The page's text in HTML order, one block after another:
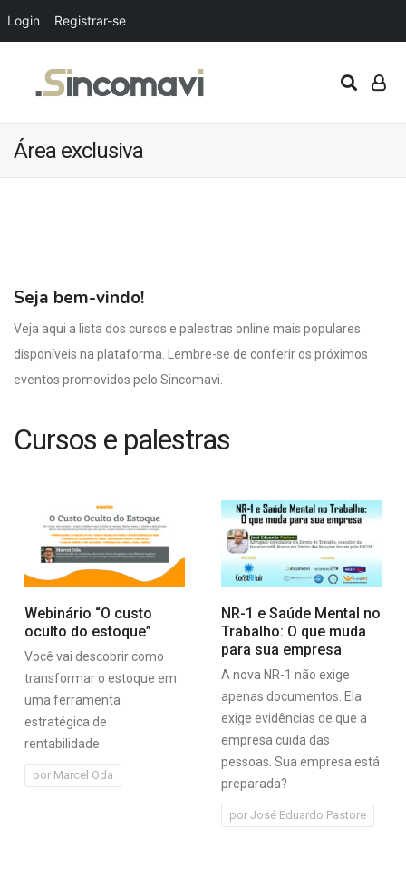
Login Registrar-se
Meus
treinamentos
Mais
uma
iniciativa
do
Sincomavi.
cursos@sincomavi.org.br
3488-
Vista,
356
-
15ª
andar
-
São
Paulo
-
Capital
Área exclusiva
Seja bem-vindo!
Veja aqui a lista dos cursos e palestras online mais populares
disponíveis na plataforma. Lembre-se de conferir os próximos
eventos promovidos pelo Sincomavi.
Cursos e palestras
Webinário “O custo
oculto do estoque”
Você vai descobrir como
transformar o estoque em
uma ferramenta
estratégica de
rentabilidade.
por Marcel Oda
NR-1 e Saúde Mental no
Trabalho: O que muda
para sua empresa
A nova NR-1 não exige
apenas documentos. Ela
exige evidências de que a
empresa cuida das
pessoas. Sua empresa está
preparada?
porJosé Eduardo Pastore